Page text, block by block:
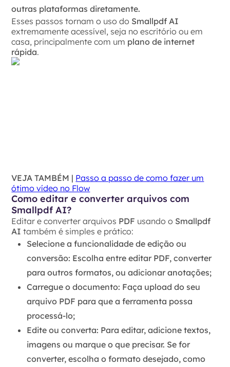
outras plataformas diretamente.
Esses passos tornam o uso do Smallpdf AI
extremamente acessível, seja no escritório ou em
casa, principalmente com um plano de internet
rápida.
VEJA TAMBÉM | Passo a passo de como fazer um
ótimo vídeo no Flow
Como editar e converter arquivos com
Smallpdf AI?
Editar e converter arquivos PDF usando o Smallpdf
AI também é simples e prático:
Selecione a funcionalidade de edição ou
conversão: Escolha entreeditar PDF,converter
para outros formatos, ouadicionar anotações;
Carregue o documento: Faça upload do seu
arquivo PDF para que a ferramenta possa
processá-lo;
Edite ou converta: Para editar, adicione textos,
imagens ou marque o que precisar. Se for
converter, escolha o formato desejado, como